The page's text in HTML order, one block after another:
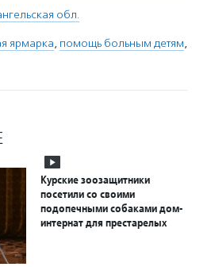
обл.
ярмарка, помощь больным детям,
Курские зоозащитники
посетили со своими
подопечными собаками дом-
интернат для престарелых